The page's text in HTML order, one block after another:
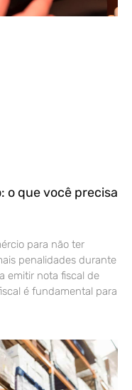
o que você precisa
para não ter
penalidades durante
emitir nota fiscal de
é fundamental para